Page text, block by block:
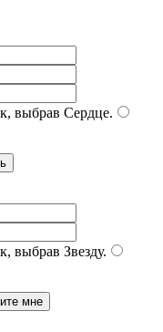
выбрав Сердце.
выбрав Звезду.